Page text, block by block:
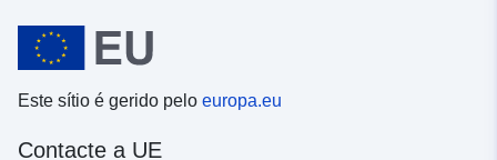
Este sítio é gerido pelo europa.eu
Contacte a UE